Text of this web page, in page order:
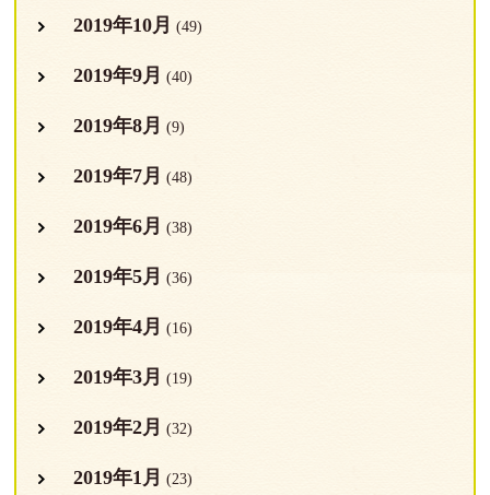
2019年10月 (49)
2019年9月 (40)
2019年8月 (9)
2019年7月 (48)
2019年6月 (38)
2019年5月 (36)
2019年4月 (16)
2019年3月 (19)
2019年2月 (32)
2019年1月 (23)